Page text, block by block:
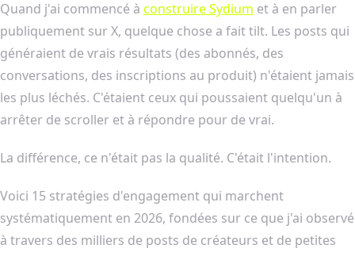
Quand j'ai commencé à construire Sydium et à en parler
publiquement sur X, quelque chose a fait tilt. Les posts qui
généraient de vrais résultats (des abonnés, des
conversations, des inscriptions au produit) n'étaient jamais
les plus léchés. C'étaient ceux qui poussaient quelqu'un à
arrêter de scroller et à répondre pour de vrai.
La différence, ce n'était pas la qualité. C'était l'intention.
Voici 15 stratégies d'engagement qui marchent
systématiquement en 2026, fondées sur ce que j'ai observé
à travers des milliers de posts de créateurs et de petites